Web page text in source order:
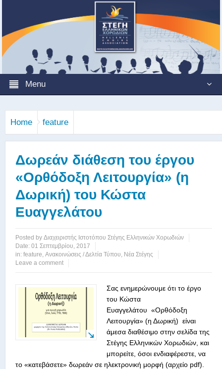
Menu
Home feature
Δωρεάν διάθεση του έργου
«Ορθόδοξη Λειτουργία» (η
Δωρική) του Κώστα
Ευαγγελάτου
Posted by Διαχειριστής Ιστοτόπου Στέγης Ελληνικών Χορωδιών
Date: 01 Σεπτεμβρίου, 2017
in: feature Ανακοινώσεις / Δελτία Τύπου Νέα Στέγης
Leave a comment
Σας ενημερώνουμε ότι το έργο
του Κώστα
Ευαγγελάτου «Ορθόδοξη
Λειτουργία» (η Δωρική) είναι
άμεσα διαθέσιμο στην σελίδα της
Στέγης Ελληνικών Χορωδιών, και
μπορείτε, όσοι ενδιαφέρεστε, να
το «κατεβάσετε» δωρεάν σε ηλεκτρονική μορφή (αρχείo pdf).